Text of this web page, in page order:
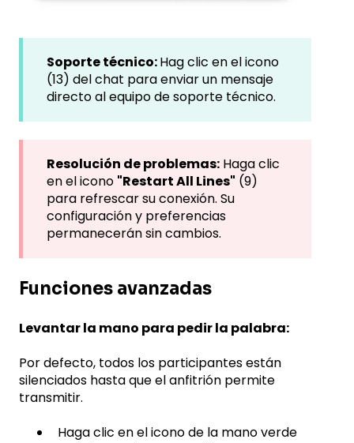
Soporte técnico:Hag clic en el icono
(13) del chat para enviar un mensaje
directo al equipo de soporte técnico.
Resolución de problemas: Haga clic
en el icono "Restart All Lines" (9)
para refrescar su conexión. Su
configuración y preferencias
permanecerán sin cambios.
Funciones avanzadas
Levantar la mano para pedir la palabra:
Por defecto, todos los participantes están
silenciados hasta que el anfitrión permite
transmitir.
Haga clic en el icono de la mano verde